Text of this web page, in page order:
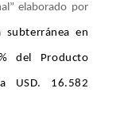
elaborado por
subterránea en
del Producto
USD. 16.582